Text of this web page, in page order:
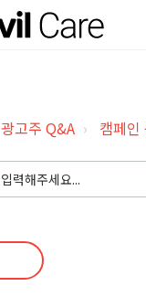
광고주 Q&A 캠페인